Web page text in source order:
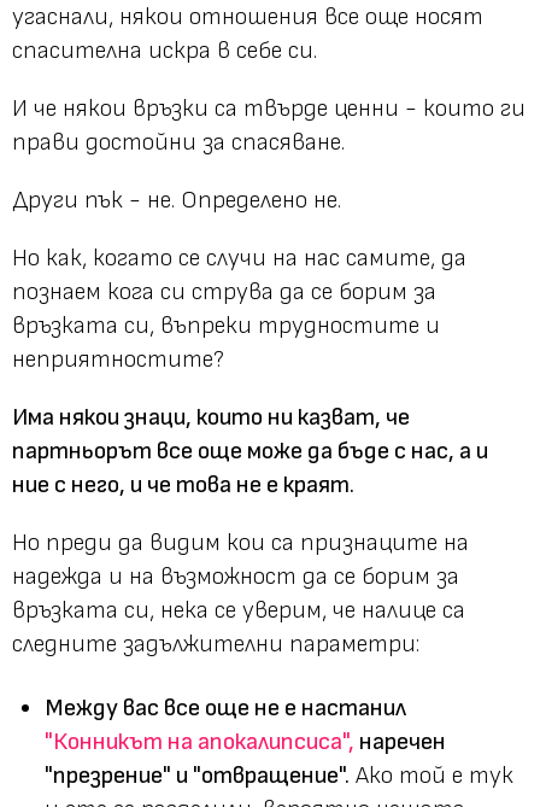
угаснали, някои отношения все още носят
спасителна искра в себе си.
И че някои връзки са твърде ценни - които ги
прави достойни за спасяване.
Други пък - не. Определено не.
Но как, когато се случи на нас самите, да
познаем кога си струва да се борим за
връзката си, въпреки трудностите и
неприятностите?
Има някои знаци, които ни казват, че
партньорът все още може да бъде с нас, а и
ние с него, и че това не е краят.
Но преди да видим кои са признаците на
надежда и на възможност да се борим за
връзката си, нека се уверим, че налице са
следните задължителни параметри:
Между вас все още не е настанил
"Конникът на апокалипсиса", наречен
"презрение" и "отвращение". Ако той е тук